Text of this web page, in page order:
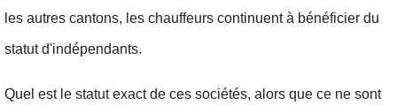
les autres cantons, les chauffeurs continuent à bénéficier du
statut d'indépendants.
Quel est le statut exact de ces sociétés, alors que ce ne sont